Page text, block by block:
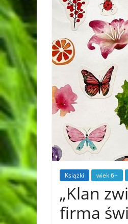
Książki wiek 6+
„Klan
firma